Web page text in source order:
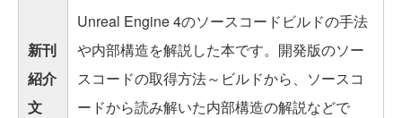
新刊
紹介
文
Unreal Engine 4のソースコードビルドの手法
や内部構造を解説した本です。開発版のソー
スコードの取得方法～ビルドから、ソースコ
ードから読み解いた内部構造の解説などで